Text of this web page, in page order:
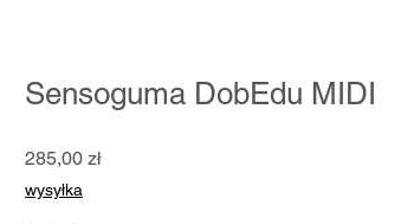
Sensoguma DobEdu MIDI
285,00 złCena
wysyłka